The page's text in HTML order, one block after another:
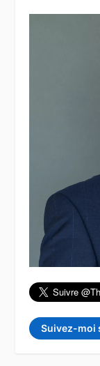
Suivez-moi